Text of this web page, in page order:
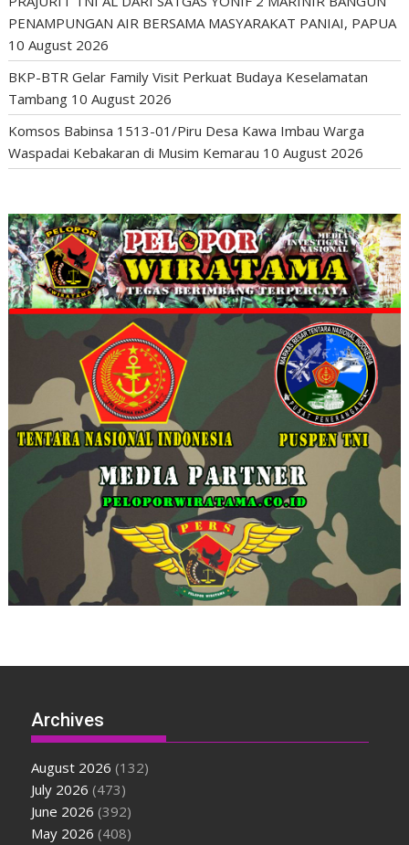
PENAMPUNGAN AIR BERSAMA MASYARAKAT PANIAI, PAPUA
10 August 2026
BKP-BTR Gelar Family Visit Perkuat Budaya Keselamatan
Tambang 10 August 2026
Komsos Babinsa 1513-01/Piru Desa Kawa Imbau Warga
Waspadai Kebakaran di Musim Kemarau 10 August 2026
Archives
August 2026 (132)
July 2026 (473)
June 2026 (392)
May 2026 (408)